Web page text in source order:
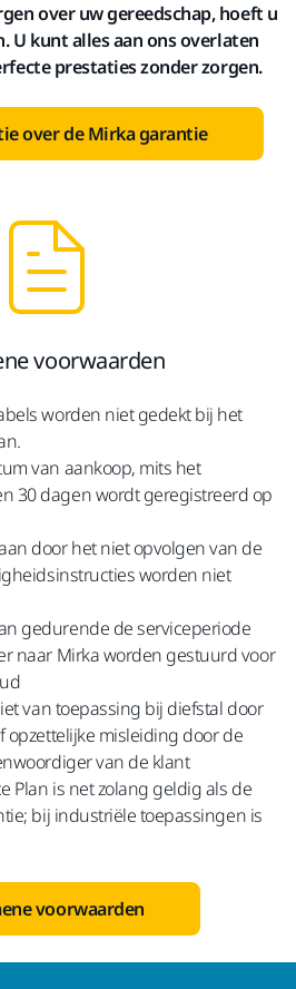
over uw gereedschap, hoeft u
U kunt alles aan ons overlaten
prestaties zonder zorgen.
over de Mirka garantie
voorwaarden
worden niet gedekt bij het
van aankoop, mits het
30 dagen wordt geregistreerd op
door het niet opvolgen van de
worden niet
gedurende de serviceperiode
naar Mirka worden gestuurd voor
van toepassing bij diefstal door
opzettelijke misleiding door de
van de klant
Plan is net zolang geldig als de
bij industriële toepassingen is
voorwaarden